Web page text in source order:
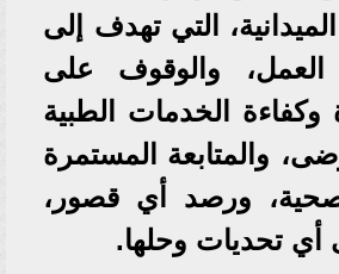
التي تهدف إلى
العمل، والوقوف على
الخدمات الطبية
والمتابعة المستمرة
ورصد أي قصور،
أي تحديات وحلها.